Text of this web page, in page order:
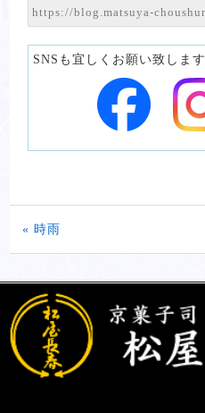
SNSも宜しくお願い致します
« 時雨